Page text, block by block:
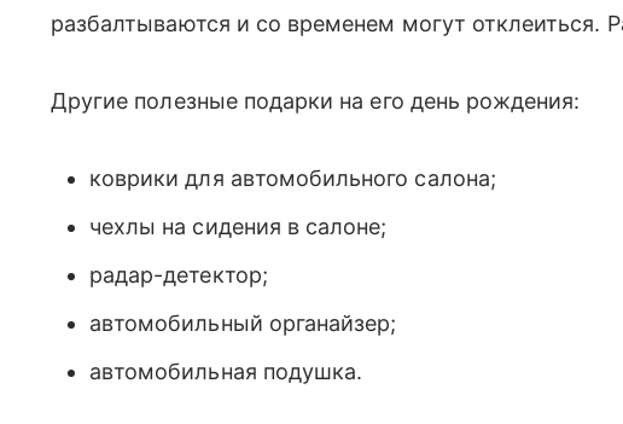
разбалтываются и со временем могут отклеиться.
Другие полезные подарки на его день рождения:
коврики для автомобильного салона;
чехлы на сидения в салоне;
радар-детектор;
автомобильный органайзер;
автомобильная подушка.